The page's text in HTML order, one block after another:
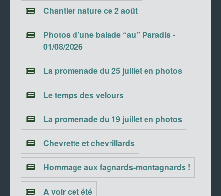
Chantier nature ce 2 août
Photos d’une balade “au” Paradis -
01/08/2026
La promenade du 25 juillet en photos
Le temps des velours
La promenade du 19 juillet en photos
Chevrette et chevrillards
Hommage aux fagnards-montagnards !
A voir cet été